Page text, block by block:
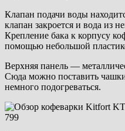
Клапан подачи воды
клапан закроется и вода из
Крепление бака к корпусу
помощью небольшой
Верхняя панель —
Сюда можно поставить
немного подогреваться.